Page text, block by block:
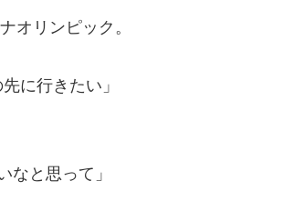
オリンピック。
に行きたい」
なと思って」